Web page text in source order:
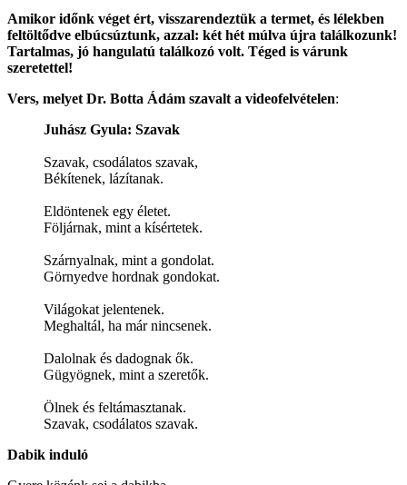
Amikor időnk véget ért, visszarendeztük a termet, és lélekben
feltöltődve elbúcsúztunk, azzal: két hét múlva újra találkozunk!
Tartalmas, jó hangulatú találkozó volt. Téged is várunk
szeretettel!
Vers, melyet Dr. Botta Ádám szavalt a videofelvételen:
Juhász Gyula: Szavak
Szavak, csodálatos szavak,
Békítenek, lázítanak.
Eldöntenek egy életet.
Följárnak, mint a kísértetek.
Szárnyalnak, mint a gondolat.
Görnyedve hordnak gondokat.
Világokat jelentenek.
Meghaltál, ha már nincsenek.
Dalolnak és dadognak ők.
Gügyögnek, mint a szeretők.
Ölnek és feltámasztanak.
Szavak, csodálatos szavak.
Dabik induló